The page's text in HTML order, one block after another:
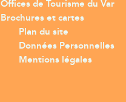
Offices de Tourisme du Var
Brochures et cartes
Plan du site
Données Personnelles
Mentions légales